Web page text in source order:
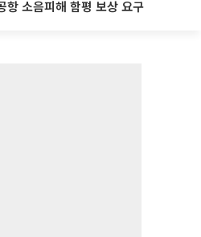
항 소음피해 함평 보상 요구